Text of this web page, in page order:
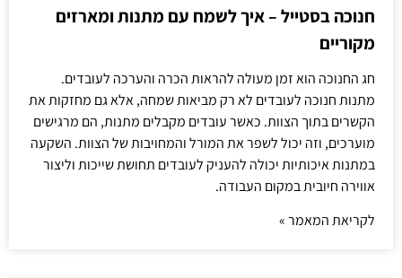
חנוכה בסטייל – איך לשמח עם מתנות ומארזים
מקוריים
חג החנוכה הוא זמן מעולה להראות הכרה והערכה לעובדים.
מתנות חנוכה לעובדים לא רק מביאות שמחה, אלא גם מחזקות את
הקשרים בתוך הצוות. כאשר עובדים מקבלים מתנות, הם מרגישים
מוערכים, וזה יכול לשפר את המורל והמחויבות של הצוות. השקעה
במתנות איכותיות יכולה להעניק לעובדים תחושת שייכות וליצור
אווירה חיובית במקום העבודה.
לקריאת המאמר »